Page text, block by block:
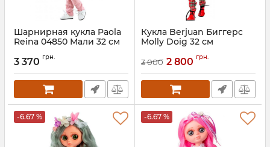
Шарнирная кукла Paola
Reina 04850 Мали 32 см
3 370 грн.
Кукла Berjuan Биггерс
Molly Doig 32 см
3 000 2 800 грн.
-6.67 % -6.67 %